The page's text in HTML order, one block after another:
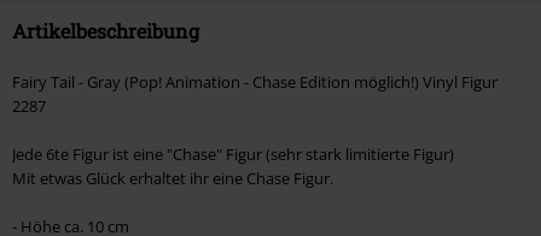
Artikelbeschreibung
Fairy Tail - Gray (Pop! Animation - Chase Edition möglich!) Vinyl Figur
2287
Jede 6te Figur ist eine "Chase" Figur (sehr stark limitierte Figur)
Mit etwas Glück erhaltet ihr eine Chase Figur.
- Höhe ca. 10 cm